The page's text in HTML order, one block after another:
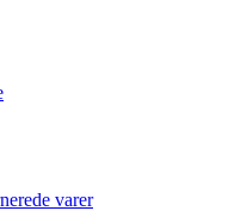
varer